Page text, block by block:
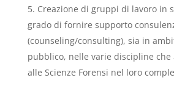
Creazione di gruppi di lavoro in
grado di fornire supporto
(counseling/consulting), sia in
pubblico, nelle varie discipline che
alle Scienze Forensi nel loro